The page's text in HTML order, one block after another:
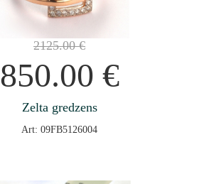
2125.00€
850.00 €
Zelta gredzens
Art: 09FB5126004